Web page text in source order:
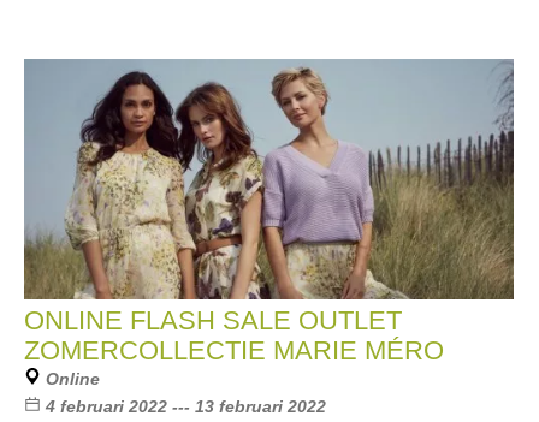
ONLINE FLASH SALE OUTLET
ZOMERCOLLECTIE MARIE MÉRO
Online
4 februari 2022 --- 13 februari 2022